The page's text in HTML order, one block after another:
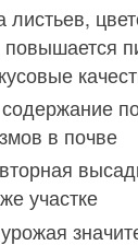
листьев,
в почве
участке